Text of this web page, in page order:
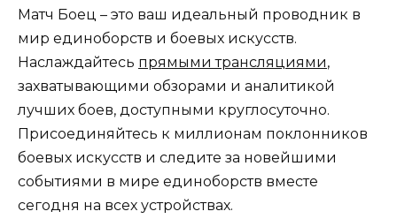
Матч Боец – это ваш идеальный проводник в
мир единоборств и боевых искусств.
Наслаждайтесь прямыми трансляциями,
захватывающими обзорами и аналитикой
лучших боев, доступными круглосуточно.
Присоединяйтесь к миллионам поклонников
боевых искусств и следите за новейшими
событиями в мире единоборств вместе
сегодня на всех устройствах.